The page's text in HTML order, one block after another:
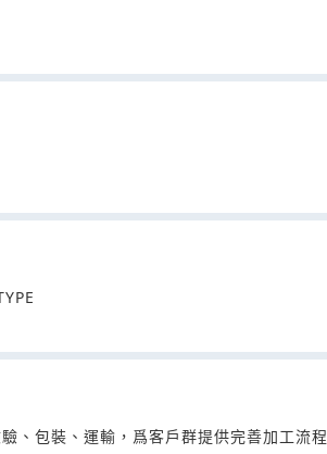
、包裝、運輸，爲客戶群提供完善加工流程